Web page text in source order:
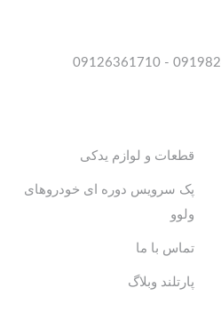
قطعات و لوازم یدکی
پک سرویس دوره ای خودروهای
ولوو
تماس با ما
پارتلند وبلاگ